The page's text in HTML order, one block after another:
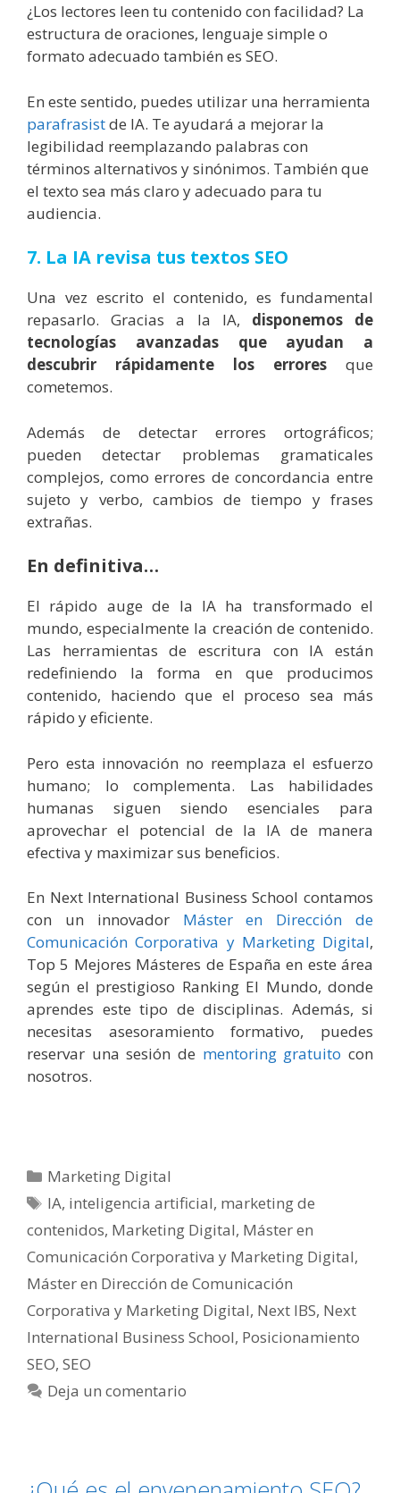
¿Los lectores leen tu contenido con facilidad? La
estructura de oraciones, lenguaje simple o
formato adecuado también es SEO.
En este sentido, puedes utilizar una herramienta
parafrasistde IA. Te ayudará a mejorar la
legibilidad reemplazando palabras con
términos alternativos y sinónimos. También que
el texto sea más claro y adecuado para tu
audiencia.
7. La IA revisa tus textos SEO
Una vez escrito el contenido, es fundamental
repasarlo. Gracias a la IA, disponemos de
tecnologías avanzadas que ayudan a
descubrir rápidamente los errores que
cometemos.
Además de detectar errores ortográficos;
pueden detectar problemas gramaticales
complejos, como errores de concordancia entre
sujeto y verbo, cambios de tiempo y frases
extrañas.
En definitiva…
El rápido auge de la IA ha transformado el
mundo, especialmente la creación de contenido.
Las herramientas de escritura con IA están
redefiniendo la forma en que producimos
contenido, haciendo que el proceso sea más
rápido y eficiente.
Pero esta innovación no reemplaza el esfuerzo
humano; lo complementa. Las habilidades
humanas siguen siendo esenciales para
aprovechar el potencial de la IA de manera
efectiva y maximizar sus beneficios.
En Next International Business School contamos
con un innovador Máster en Dirección de
Comunicación Corporativa y Marketing Digital,
Top 5 Mejores Másteres de España en este área
según el prestigioso Ranking El Mundo, donde
aprendes este tipo de disciplinas. Además, si
necesitas asesoramiento formativo, puedes
reservar una sesión de mentoring gratuito con
nosotros.
Categorías
Marketing Digital
Etiquetas
IA, inteligencia artificial, marketing de
contenidos, Marketing Digital, Máster en
Comunicación Corporativa y Marketing Digital,
Máster en Dirección de Comunicación
Corporativa y Marketing Digital, Next IBS, Next
International Business School, Posicionamiento
SEO, SEO
Deja un comentario